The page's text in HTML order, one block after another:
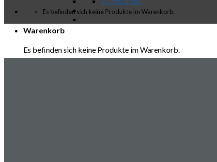
Es befinden sich keine Produkte im Warenkorb.
Warenkorb
Es befinden sich keine Produkte im Warenkorb.